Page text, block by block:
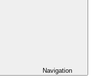
Navigation